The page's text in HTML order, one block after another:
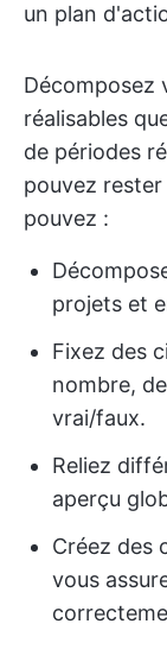
un plan
Décomposez
réalisables
de périodes
pouvez
pouvez :
projets et
Fixez des
nombre,
vrai/faux.
Reliez
aperçu
Créez des
vous